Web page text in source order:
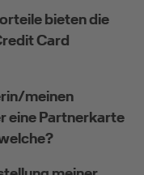
bieten die
Card
meinen
eine Partnerkarte